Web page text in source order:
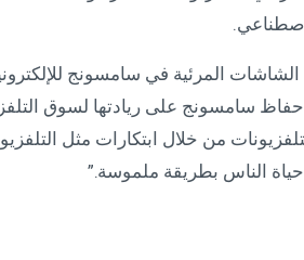
المرئية في سامسونج
سامسونج على ريادتها لسوق
من خلال ابتكارات مثل
الناس بطريقة ملموسة.”